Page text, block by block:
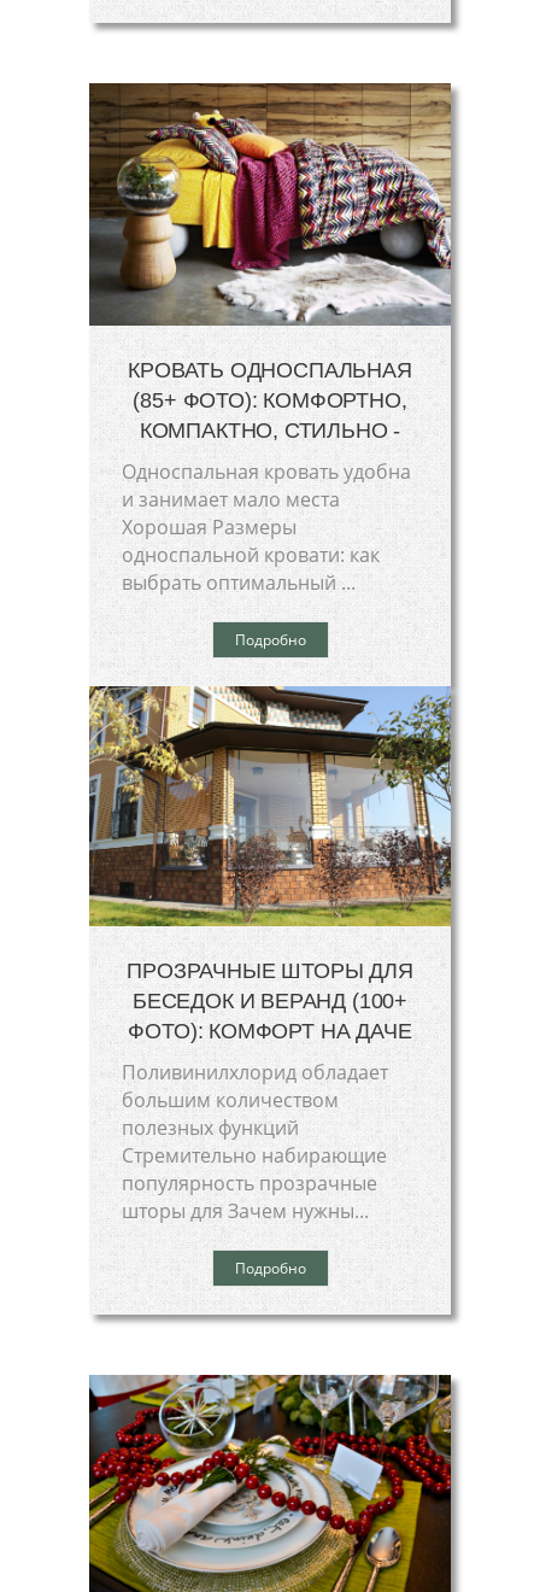
КРОВАТЬ ОДНОСПАЛЬНАЯ
(85+ ФОТО): КОМФОРТНО,
КОМПАКТНО, СТИЛЬНО -
Односпальная кровать удобна
и занимает мало места
Хорошая Размеры
односпальной кровати: как
выбрать оптимальный ...
Подробно
ПРОЗРАЧНЫЕ ШТОРЫ ДЛЯ
БЕСЕДОК И ВЕРАНД (100+
ФОТО): КОМФОРТ НА ДАЧЕ
Поливинилхлорид обладает
большим количеством
полезных функций
Стремительно набирающие
популярность прозрачные
шторы для Зачем нужны...
Подробно